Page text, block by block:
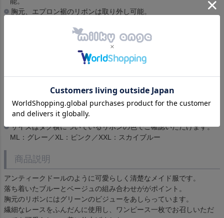
胸元、エプロン裾のリボンは取り外し可能。
ワンピース袖口のボタンは飾りボタンです。
ヨーク部分の黒いボタンは飾りリボンです。
エプロン フロント部分のボタンは飾りリボンです。
袖筒部分（ベージュ部分）にファスナーあり。
胸リボンのビジューには初期傷があります。アンティーク風の仕
様としてお楽しみ下さい。
本体総裏地つき。
サイズはタグ横についているリボンの色でご確認いただけます。
ML：グレー／XL：ピンク／XXL：スカイブルー
商品説明
アンティークドールのように可愛らしく清楚なメイド服です。
落ち着いたブルーとベージュの組み合わせががポイント。
胸元のリボンにはグリーンのビジューをあしらっています。
繊細なレースをふんだんに使用し、ワンピース一枚でお召しいただ